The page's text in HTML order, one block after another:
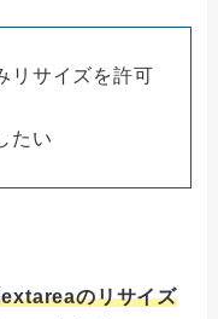
リサイズを許可
たい
のリサイズ